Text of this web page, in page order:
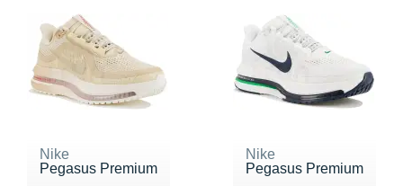
Nike
Pegasus Premium
Nike
Pegasus Premium